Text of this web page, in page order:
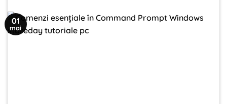
01
mai